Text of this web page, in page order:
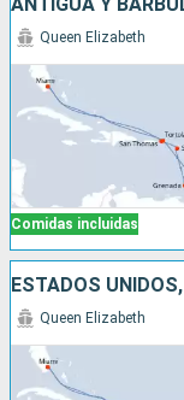
Comidas incluidas
Queen Elizabeth
Queen Elizabeth